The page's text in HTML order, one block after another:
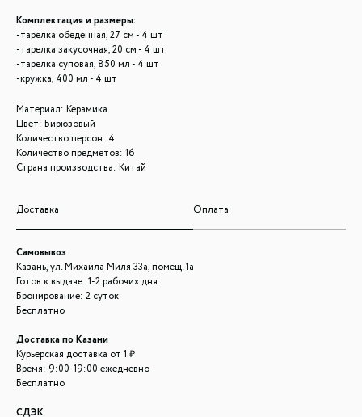
Комплектация и размеры:
-тарелка обеденная, 27 см - 4 шт
-тарелка закусочная, 20 см - 4 шт
-тарелка суповая, 850 мл - 4 шт
-кружка, 400 мл - 4 шт
Материал: Керамика
Цвет: Бирюзовый
Количество персон: 4
Количество предметов: 16
Страна производства: Китай
Доставка Оплата
Самовывоз
Казань, ул. Михаила Миля 33а, помещ. 1а
Готов к выдаче: 1-2 рабочих дня
Бронирование: 2 суток
Бесплатно
Доставка по Казани
Курьерская доставка от 1 ₽
Время: 9:00-19:00 ежедневно
Бесплатно
СДЭК